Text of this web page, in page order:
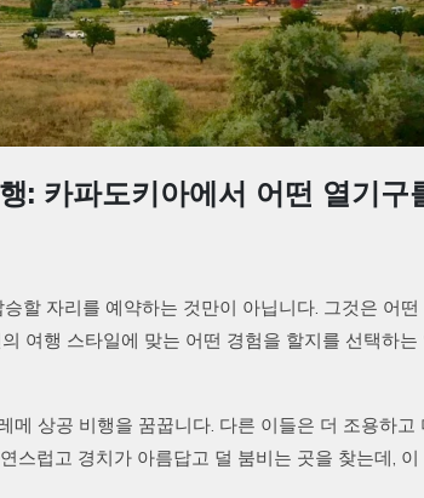
: 카파도키아에서 어떤 열기구
할 자리를 예약하는 것만이 아닙니다. 그것은 어떤
여행 스타일에 맞는 어떤 경험을 할지를 선택하는
상공 비행을 꿈꿉니다. 다른 이들은 더 조용하고
스럽고 경치가 아름답고 덜 붐비는 곳을 찾는데, 이